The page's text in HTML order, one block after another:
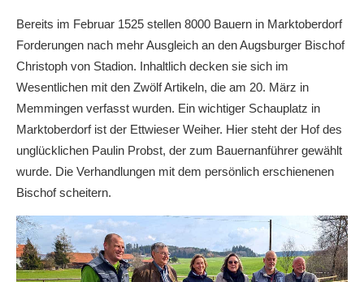
Bereits im Februar 1525 stellen 8000 Bauern in Marktoberdorf
Forderungen nach mehr Ausgleich an den Augsburger Bischof
Christoph von Stadion. Inhaltlich decken sie sich im
Wesentlichen mit den Zwölf Artikeln, die am 20. März in
Memmingen verfasst wurden. Ein wichtiger Schauplatz in
Marktoberdorf ist der Ettwieser Weiher. Hier steht der Hof des
unglücklichen Paulin Probst, der zum Bauernanführer gewählt
wurde. Die Verhandlungen mit dem persönlich erschienenen
Bischof scheitern.